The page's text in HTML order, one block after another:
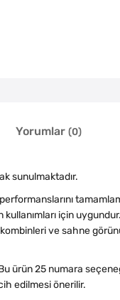
Yorumlar (0)
sunulmaktadır.
için
ve sahne
ürün 25 numara
edilmesi önerilir.